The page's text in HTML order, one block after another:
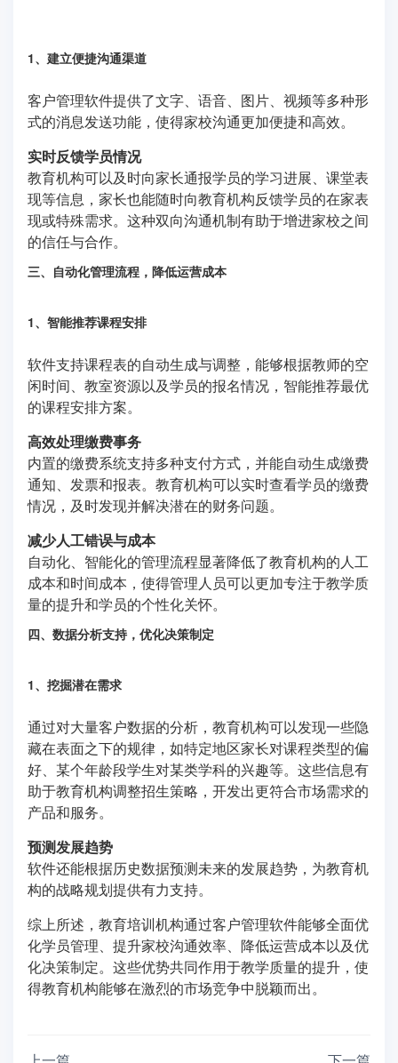
1、建立便捷沟通渠道
客户管理软件提供了文字、语音、图片、视频等多种形
式的消息发送功能，使得家校沟通更加便捷和高效。
实时反馈学员情况
教育机构可以及时向家长通报学员的学习进展、课堂表
现等信息，家长也能随时向教育机构反馈学员的在家表
现或特殊需求。这种双向沟通机制有助于增进家校之间
的信任与合作。
三、自动化管理流程，降低运营成本
1、智能推荐课程安排
软件支持课程表的自动生成与调整，能够根据教师的空
闲时间、教室资源以及学员的报名情况，智能推荐最优
的课程安排方案。
高效处理缴费事务
内置的缴费系统支持多种支付方式，并能自动生成缴费
通知、发票和报表。教育机构可以实时查看学员的缴费
情况，及时发现并解决潜在的财务问题。
减少人工错误与成本
自动化、智能化的管理流程显著降低了教育机构的人工
成本和时间成本，使得管理人员可以更加专注于教学质
量的提升和学员的个性化关怀。
四、数据分析支持，优化决策制定
1、挖掘潜在需求
通过对大量客户数据的分析，教育机构可以发现一些隐
藏在表面之下的规律，如特定地区家长对课程类型的偏
好、某个年龄段学生对某类学科的兴趣等。这些信息有
助于教育机构调整招生策略，开发出更符合市场需求的
产品和服务。
预测发展趋势
软件还能根据历史数据预测未来的发展趋势，为教育机
构的战略规划提供有力支持。
综上所述，教育培训机构通过客户管理软件能够全面优
化学员管理、提升家校沟通效率、降低运营成本以及优
化决策制定。这些优势共同作用于教学质量的提升，使
得教育机构能够在激烈的市场竞争中脱颖而出。